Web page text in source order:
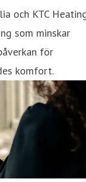
och KTC
som minskar
för
komfort.